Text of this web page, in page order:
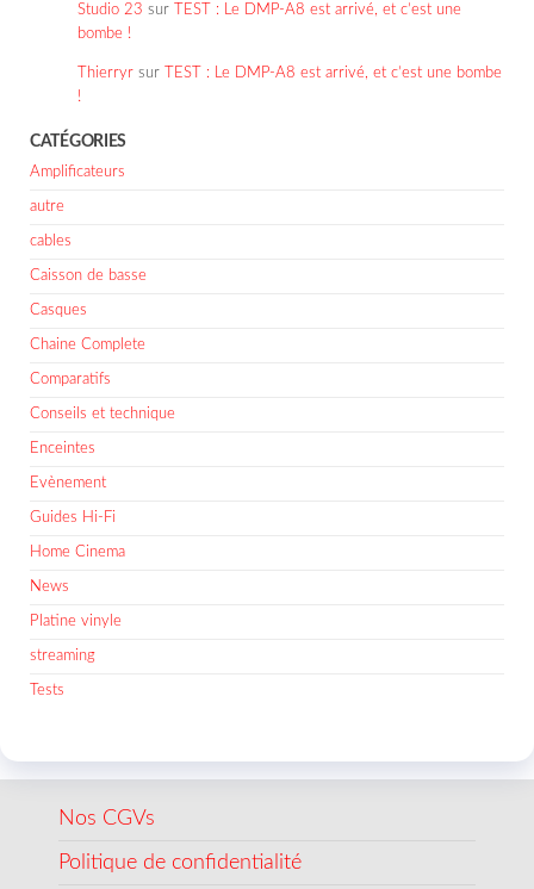
Studio 23 sur
TEST : Le DMP-A8 est arrivé, et c’est une
bombe !
Thierryr sur
TEST : Le DMP-A8 est arrivé, et c’est une bombe
!
CATÉGORIES
Amplificateurs
autre
cables
Caisson de basse
Casques
Chaine Complete
Comparatifs
Conseils et technique
Enceintes
Evènement
Guides Hi-Fi
Home Cinema
News
Platine vinyle
streaming
Tests
Nos CGVs
Politique de confidentialité